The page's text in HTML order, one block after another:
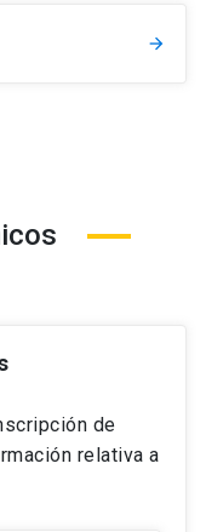
arrow_forward
de
relativa a